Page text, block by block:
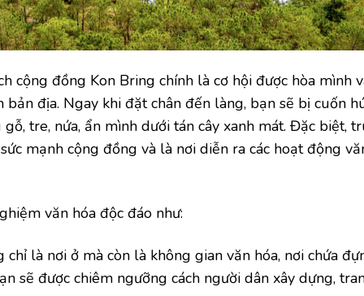
đồng Kon Bring chính là cơ hội được hòa mình
địa. Ngay khi đặt chân đến làng, bạn sẽ bị cuốn
tre, nứa, ẩn mình dưới tán cây xanh mát. Đặc biệt,
mạnh cộng đồng và là nơi diễn ra các hoạt động
văn hóa độc đáo như:
là nơi ở mà còn là không gian văn hóa, nơi chứa
sẽ được chiêm ngưỡng cách người dân xây dựng,